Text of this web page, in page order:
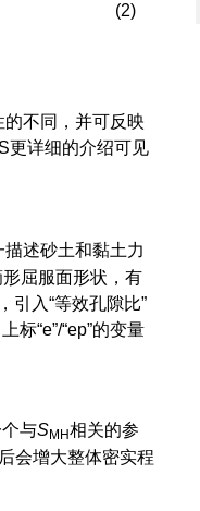
(2)
不同，并可反映
更详细的介绍可见
述砂土和黏土力
屈服面形状，有
引入“等效孔隙比”
标“e”/“ep”的变量
与SMH相关的参
会增大整体密实程